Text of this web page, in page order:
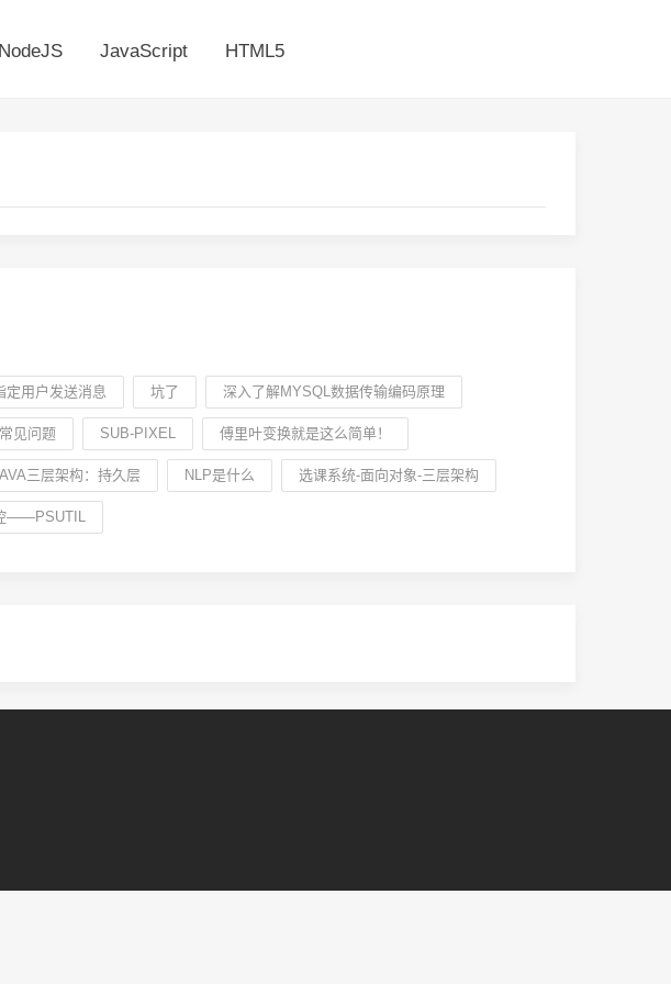
NodeJS JavaScript HTML5
定用户发送消息 坑了 深入了解MYSQL数据传输编码原理
见问题 SUB-PIXEL 傅里叶变换就是这么简单！
三层架构：持久层 NLP是什么 选课系统-面向对象-三层架构
——PSUTIL